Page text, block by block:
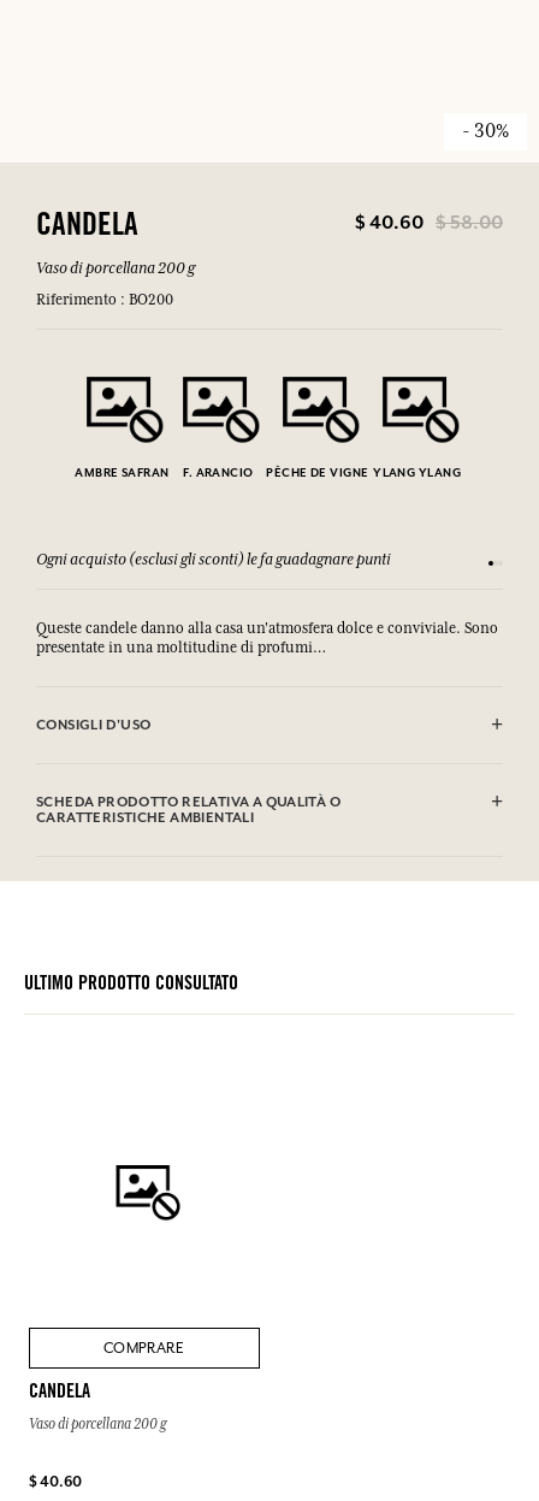
- 30%
CANDELA $ 40.60 $ 58.00
Vaso di porcellana 200 g
Riferimento : BO200
AMBRE SAFRAN F. ARANCIO PÊCHE DE VIGNE YLANG YLANG
Ogni acquisto (esclusi gli sconti) le fa guadagnare punti
Queste candele danno alla casa un'atmosfera dolce e conviviale. Sono
presentate in una moltitudine di profumi…
CONSIGLI D'USO
SCHEDA PRODOTTO RELATIVA A QUALITÀ O
CARATTERISTICHE AMBIENTALI
ULTIMO PRODOTTO CONSULTATO
COMPRARE
CANDELA
Vaso di porcellana 200 g
$ 40.60